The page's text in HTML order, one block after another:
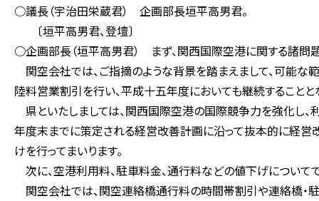
○議長（宇治田栄蔵君） 企画部長垣平高男君。
〔垣平高男君、登壇〕
○企画部長（垣平高男君） まず、関西国際空港に関する諸問
関空会社では、ご指摘のような背景を踏まえまして、可能
陸料営業割引を行い、平成十五年度においても継続することと
県といたしましては、関西国際空港の国際競争力を強化し、
年度末までに策定される経営改善計画に沿って抜本的に経営
けを行ってまいります。
次に、空港利用料、駐車料金、通行料などの値下げについて
関空会社では、関空連絡橋通行料の時間帯割引や連絡橋・